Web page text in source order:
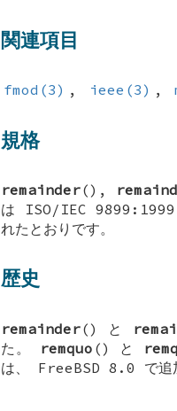
関連項目
fmod(3) , ieee(3) ,
規格
remainder(),
は ISO/IEC 9899:1999
れたとおりです。
歴史
remainder() と
た。
remquo () と
は、 FreeBSD 8.0 で追